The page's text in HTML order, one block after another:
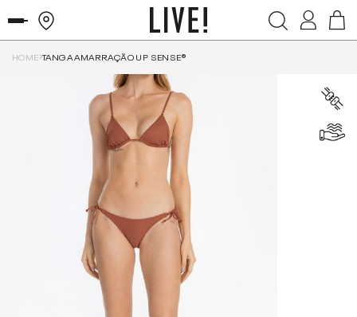
HOME TANGA AMARRAÇÃO UP SENSE®